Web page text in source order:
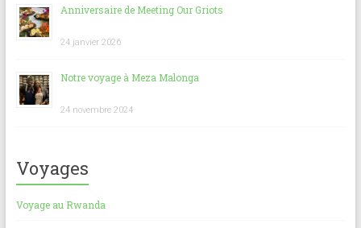
Anniversaire de Meeting Our Griots
24 janvier 2026
Notre voyage à Meza Malonga
24 novembre 2024
Voyages
Voyage au Rwanda